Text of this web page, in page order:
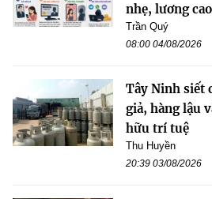
nhẹ, lương cao
Trần Quý
08:00 04/08/2026
Tây Ninh siết
giả, hàng lậu
hữu trí tuệ
Thu Huyền
20:39 03/08/2026